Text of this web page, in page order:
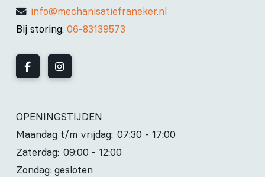
info@mechanisatiefraneker.nl
Bij storing: 06-83139573
OPENINGSTIJDEN
Maandag t/m vrijdag: 07:30 - 17:00
Zaterdag: 09:00 - 12:00
Zondag: gesloten